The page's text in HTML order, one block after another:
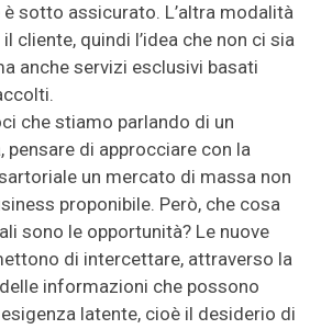
sotto assicurato. L’altra modalità
cliente, quindi l’idea che non ci sia
anche servizi esclusivi basati
che stiamo parlando di un
pensare di approcciare con la
un mercato di massa non
proponibile. Però, che cosa
sono le opportunità? Le nuove
di intercettare, attraverso la
informazioni che possono
latente, cioè il desiderio di